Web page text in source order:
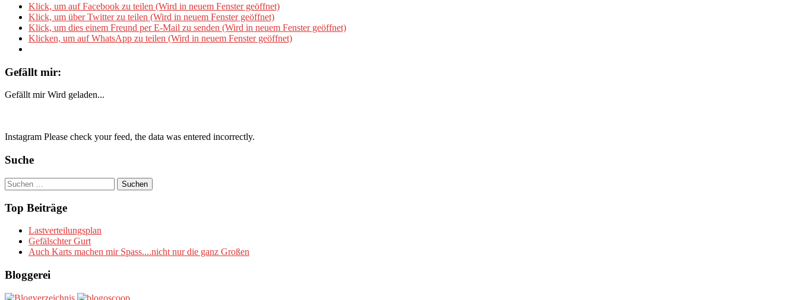
Klick, um auf Facebook zu teilen (Wird in neuem Fenster geöffnet)
Klick, um über Twitter zu teilen (Wird in neuem Fenster geöffnet)
Klick, um dies einem Freund per E-Mail zu senden (Wird in neuem Fenster geöffnet)
Klicken, um auf WhatsApp zu teilen (Wird in neuem Fenster geöffnet)
Gefällt mir:
Gefällt mir Wird geladen...
Instagram Please check your feed, the data was entered incorrectly.
Suche
Suchen
nach:
Top Beiträge
Lastverteilungsplan
Gefälschter Gurt
Auch Karts machen mir Spass....nicht nur die ganz Großen
Bloggerei